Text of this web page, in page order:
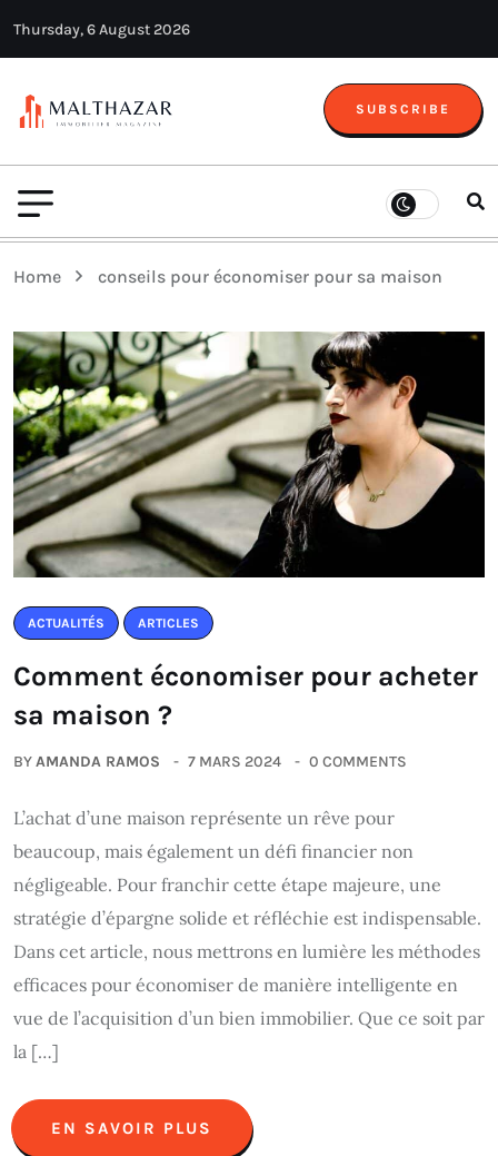
Thursday, 6 August 2026
SUBSCRIBE
Home conseils pour économiser pour sa maison
ACTUALITÉS ARTICLES
Comment économiser pour acheter
sa maison ?
BYAMANDA RAMOS 7 MARS 2024 0 COMMENTS
L’achat d’une maison représente un rêve pour
beaucoup, mais également un défi financier non
négligeable. Pour franchir cette étape majeure, une
stratégie d’épargne solide et réfléchie est indispensable.
Dans cet article, nous mettrons en lumière les méthodes
efficaces pour économiser de manière intelligente en
vue de l’acquisition d’un bien immobilier. Que ce soit par
la […]
EN SAVOIR PLUS